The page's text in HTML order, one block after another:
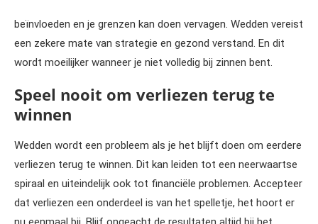
beïnvloeden en je grenzen kan doen vervagen. Wedden vereist
een zekere mate van strategie en gezond verstand. En dit
wordt moeilijker wanneer je niet volledig bij zinnen bent.
Speel nooit om verliezen terug te
winnen
Wedden wordt een probleem als je het blijft doen om eerdere
verliezen terug te winnen. Dit kan leiden tot een neerwaartse
spiraal en uiteindelijk ook tot financiële problemen. Accepteer
dat verliezen een onderdeel is van het spelletje, het hoort er